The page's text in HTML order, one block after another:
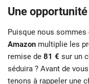
Une
Puisque nous sommes
Amazon multiplie les
remise de 81 € sur un
séduira ? Avant de
tenons à rappeler une